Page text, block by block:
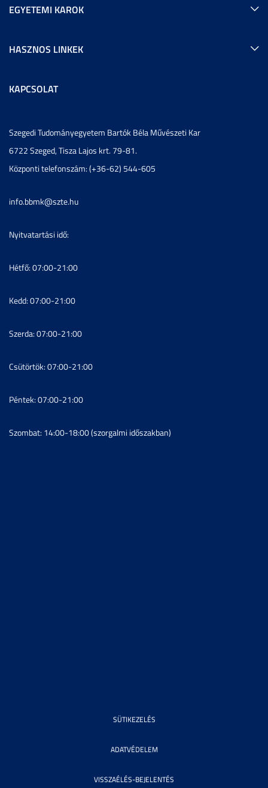
EGYETEMI KAROK
HASZNOS LINKEK
KAPCSOLAT
Szegedi Tudományegyetem Bartók Béla Művészeti Kar
6722 Szeged, Tisza Lajos krt. 79-81.
Központi telefonszám: (+36-62) 544-605
info.bbmk@szte.hu
Nyitvatartási idő:
Hétfő: 07:00-21:00
Kedd: 07:00-21:00
Szerda: 07:00-21:00
Csütörtök: 07:00-21:00
Péntek: 07:00-21:00
Szombat: 14:00-18:00 (szorgalmi időszakban)
SÜTIKEZELÉS
ADATVÉDELEM
VISSZAÉLÉS-BEJELENTÉS